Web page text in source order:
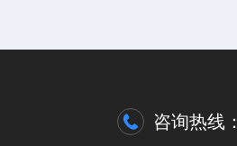
咨询热线：